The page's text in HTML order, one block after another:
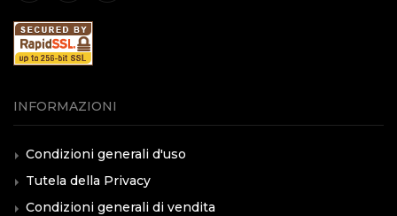
INFORMAZIONI
Condizioni generali d'uso
Tutela della Privacy
Condizioni generali di vendita